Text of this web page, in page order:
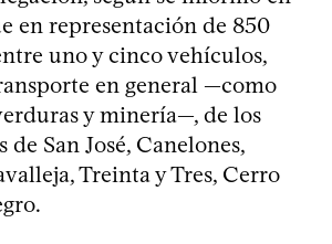
en representación de 850
uno y cinco vehículos,
en general —como
y minería—, de los
San José, Canelones,
Treinta y Tres, Cerro